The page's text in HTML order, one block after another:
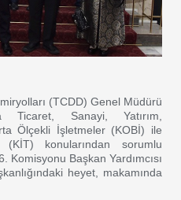
(TCDD) Genel Müdürü
Ticaret, Sanayi, Yatırım,
Ölçekli İşletmeler (KOBİ) ile
konularından sorumlu
Komisyonu Başkan Yardımcısı
heyet, makamında